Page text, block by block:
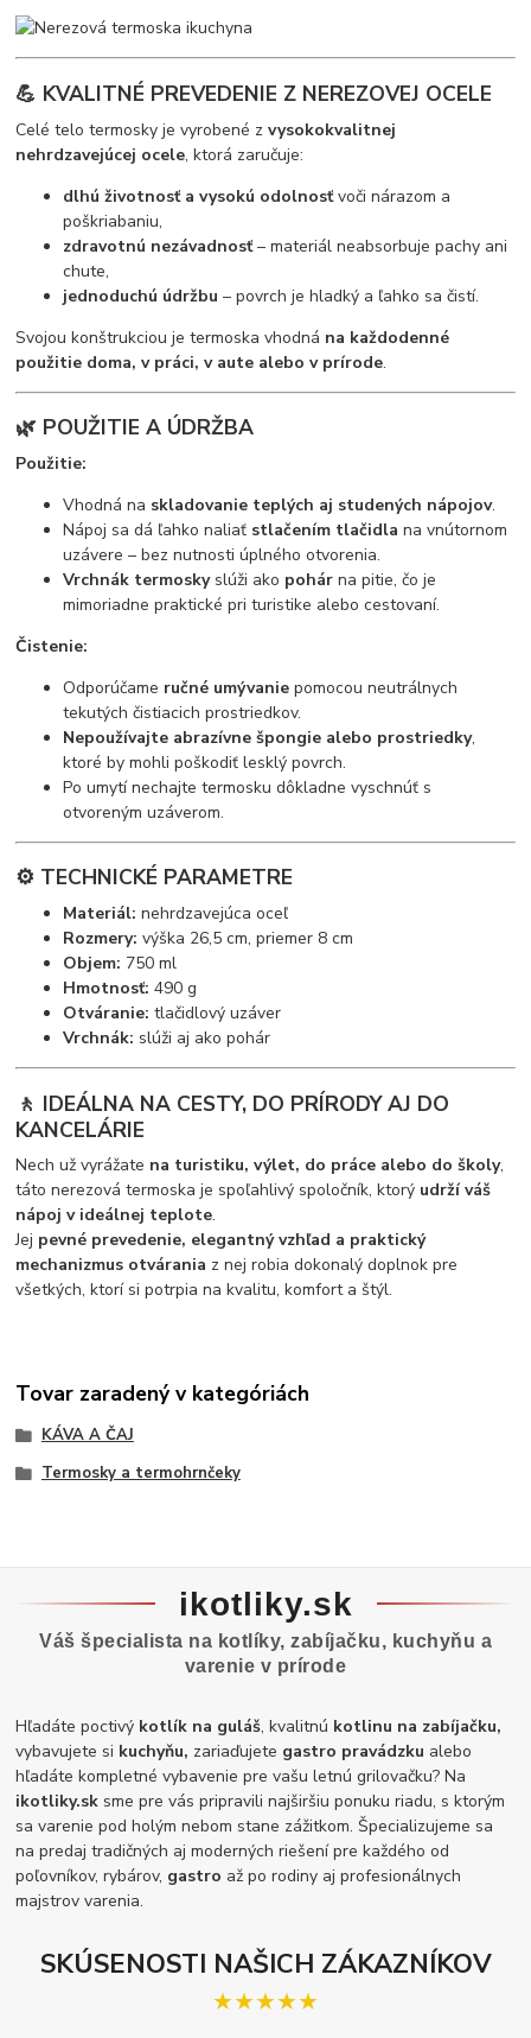
💪 KVALITNÉ PREVEDENIE Z NEREZOVEJ OCELE
Celé telo termosky je vyrobené zvysokokvalitnej
nehrdzavejúcej ocele, ktorá zaručuje:
dlhú životnosť a vysokú odolnosťvoči nárazom a
poškriabaniu,
zdravotnú nezávadnosť– materiál neabsorbuje pachy ani
chute,
jednoduchú údržbu – povrch je hladký a ľahko sa čistí.
Svojou konštrukciou je termoska vhodná na každodenné
použitie doma, v práci, v aute alebo v prírode.
🌿 POUŽITIE A ÚDRŽBA
Použitie:
Vhodná na skladovanie teplých aj studených nápojov.
Nápoj sa dá ľahko naliať stlačením tlačidla na vnútornom
uzávere – bez nutnosti úplného otvorenia.
Vrchnák termoskyslúži ako pohár na pitie, čo je
mimoriadne praktické pri turistike alebo cestovaní.
Čistenie:
Odporúčame ručné umývanie pomocou neutrálnych
tekutých čistiacich prostriedkov.
Nepoužívajte abrazívne špongie alebo prostriedky,
ktoré by mohli poškodiť lesklý povrch.
Po umytí nechajte termosku dôkladne vyschnúť s
otvoreným uzáverom.
⚙️ TECHNICKÉ PARAMETRE
Materiál: nehrdzavejúca oceľ
Rozmery: výška 26,5 cm, priemer 8 cm
Objem: 750 ml
Hmotnosť: 490 g
Otváranie: tlačidlový uzáver
Vrchnák: slúži aj ako pohár
🚶 IDEÁLNA NA CESTY, DO PRÍRODY AJ DO
KANCELÁRIE
Nech už vyrážate na turistiku, výlet, do práce alebo do školy,
táto nerezová termoska je spoľahlivý spoločník, ktorý udrží váš
nápoj v ideálnej teplote.
Jej pevné prevedenie, elegantný vzhľad a praktický
mechanizmus otvárania z nej robia dokonalý doplnok pre
všetkých, ktorí si potrpia na kvalitu, komfort a štýl.
Tovar zaradený v kategóriách
KÁVA A ČAJ
Termosky a termohrnčeky
ikotliky.sk
Váš špecialista na kotlíky, zabíjačku, kuchyňu a
varenie v prírode
Hľadáte poctivý kotlík na guláš, kvalitnú kotlinu na zabíjačku,
vybavujete si kuchyňu, zariaďujete gastro pravádzku alebo
hľadáte kompletné vybavenie pre vašu letnú grilovačku? Na
ikotliky.sk sme pre vás pripravili najširšiu ponuku riadu, s ktorým
sa varenie pod holým nebom stane zážitkom. Špecializujeme sa
na predaj tradičných aj moderných riešení pre každého od
poľovníkov, rybárov, gastro až po rodiny aj profesionálnych
majstrov varenia.
SKÚSENOSTI NAŠICH ZÁKAZNÍKOV
★★★★★